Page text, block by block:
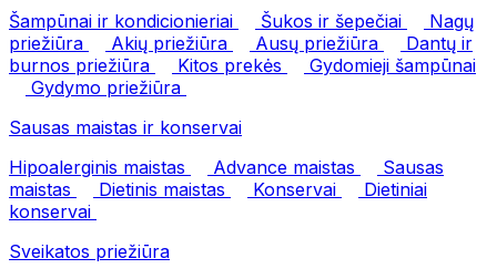
Šampūnai ir kondicionieriai
Šukos ir šepečiai
Nagų
priežiūra
Akių priežiūra Ausų priežiūra
Dantų ir
burnos priežiūra
Kitos prekės
Gydomieji šampūnai
Gydymo priežiūra
Sausas maistas ir konservai
Hipoalerginis maistas
Advance maistas
Sausas
maistas
Dietinis maistas Konservai
Dietiniai
konservai
Sveikatos priežiūra